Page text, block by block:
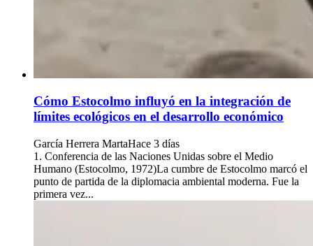
Cómo Estocolmo influyó en la integración de
límites ecológicos en el desarrollo económico
García Herrera MartaHace 3 días
1. Conferencia de las Naciones Unidas sobre el Medio
Humano (Estocolmo, 1972)La cumbre de Estocolmo marcó el
punto de partida de la diplomacia ambiental moderna. Fue la
primera vez...